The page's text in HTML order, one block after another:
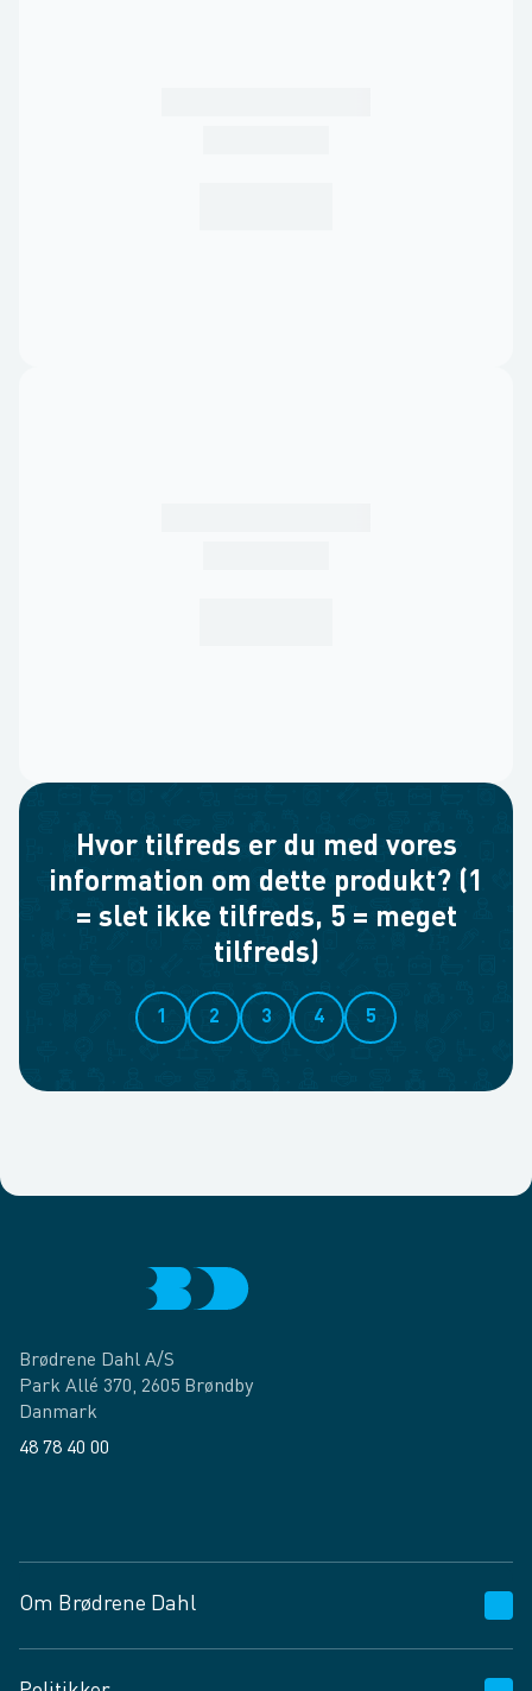
Hvor tilfreds er du med vores
information om dette produkt? (1
= slet ikke tilfreds, 5 = meget
tilfreds)
1 2 3 4 5
Brødrene Dahl A/S
Park Allé 370, 2605 Brøndby
Danmark
48 78 40 00
Om Brødrene Dahl